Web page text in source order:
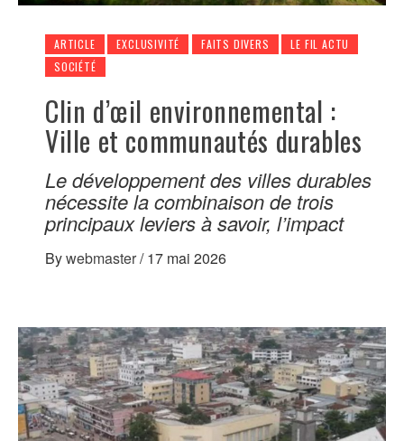
ARTICLE EXCLUSIVITÉ FAITS DIVERS
LE FIL ACTU
SOCIÉTÉ
Clin d’œil environnemental :
Ville et communautés durables
Le développement des villes durables
nécessite la combinaison de trois
principaux leviers à savoir, l’impact
Bywebmaster/ 17 mai 2026